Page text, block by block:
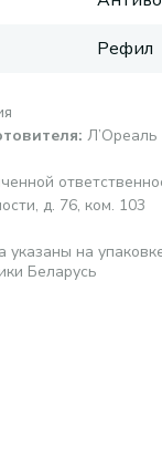
Рефил
: Л’Ореаль
д. 76, ком. 103
указаны на
Беларусь